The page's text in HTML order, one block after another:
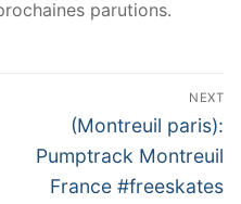
parutions.
NEXT
Next
post:
(Montreuil paris):
Pumptrack Montreuil
France #freeskates